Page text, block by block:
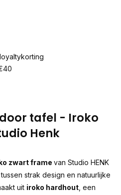
tafel - Iroko
Henk
zwart frame van Studio HENK
strak design en natuurlijke
uit iroko hardhout , een